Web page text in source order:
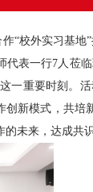
“校外实习基地
代表一行7人莅
一重要时刻。
新模式，共培
未来，达成共识